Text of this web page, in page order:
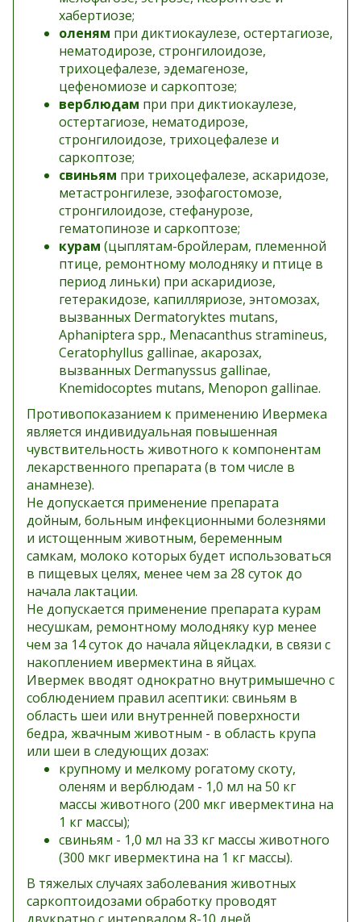
хабертиозе;
оленям при диктиокаулезе, остертагиозе,
нематодирозе, стронгилоидозе,
трихоцефалезе, эдемагенозе,
цефеномиозе и саркоптозе;
верблюдам при при диктиокаулезе,
остертагиозе, нематодирозе,
стронгилоидозе, трихоцефалезе и
саркоптозе;
свиньям при трихоцефалезе, аскаридозе,
метастронгилезе, эзофагостомозе,
стронгилоидозе, стефанурозе,
гематопинозе и саркоптозе;
курам (цыплятам-бройлерам, племенной
птице, ремонтному молодняку и птице в
период линьки) при аскаридиозе,
гетеракидозе, капилляриозе, энтомозах,
вызванных Dermatoryktes mutans,
Aphaniptera spp., Menacanthus stramineus,
Ceratophyllus gallinae, акарозах,
вызванных Dermanyssus gallinae,
Knemidocoptes mutans, Menopon gallinae.
Противопоказанием к применению Ивермека
является индивидуальная повышенная
чувствительность животного к компонентам
лекарственного препарата (в том числе в
анамнезе).
Не допускается применение препарата
дойным, больным инфекционными болезнями
и истощенным животным, беременным
самкам, молоко которых будет использоваться
в пищевых целях, менее чем за 28 суток до
начала лактации.
Не допускается применение препарата курам
несушкам, ремонтному молодняку кур менее
чем за 14 суток до начала яйцекладки, в связи с
накоплением ивермектина в яйцах.
Ивермек вводят однократно внутримышечно с
соблюдением правил асептики: свиньям в
область шеи или внутренней поверхности
бедра, жвачным животным - в область крупа
или шеи в следующих дозах:
крупному и мелкому рогатому скоту,
оленям и верблюдам - 1,0 мл на 50 кг
массы животного (200 мкг ивермектина на
1 кг массы);
свиньям - 1,0 мл на 33 кг массы животного
(300 мкг ивермектина на 1 кг массы).
В тяжелых случаях заболевания животных
саркоптоидозами обработку проводят